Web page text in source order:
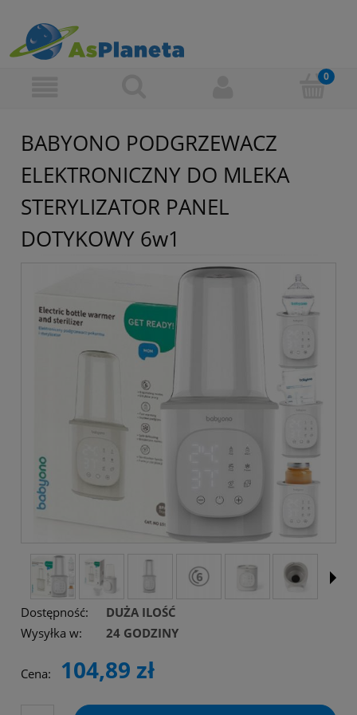
BABYONO PODGRZEWACZ
ELEKTRONICZNY DO MLEKA
STERYLIZATOR PANEL
DOTYKOWY 6w1
Dostępność:
DUŻA ILOŚĆ
Wysyłka w:
24 GODZINY
Cena: 104,89 zł